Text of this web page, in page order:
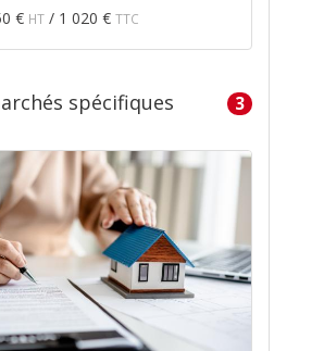
:€ HT / 1 020 € TTC
spécifiques 3